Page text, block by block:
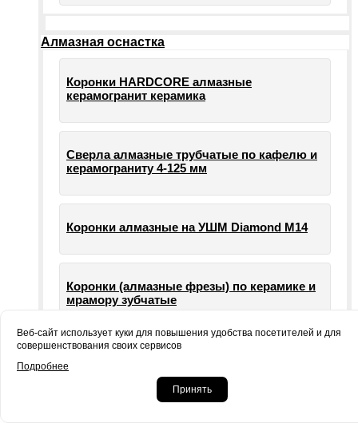
Алмазная оснастка
Коронки HARDCORE алмазные
керамогранит керамика
Сверла алмазные трубчатые по кафелю и
керамограниту 4-125 мм
Коронки алмазные на УШМ Diamond М14
Коронки (алмазные фрезы) по керамике и
мрамору зубчатые
машин УШМ болгарки
Веб-сайт использует куки для повышения удобства посетителей и для
совершенствования своих сервисов
Подробнее
Принять